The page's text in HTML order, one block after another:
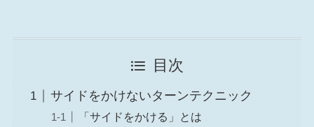
目次
サイドをかけないターンテクニック
「サイドをかける」とは